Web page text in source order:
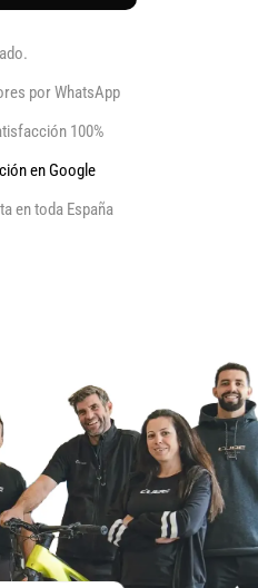
por WhatsApp
100%
en Google
en toda España